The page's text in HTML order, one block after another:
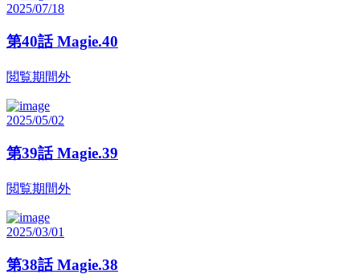
2025/07/18
第40話 Magie.40
閲覧期間外
2025/05/02
第39話 Magie.39
閲覧期間外
2025/03/01
第38話 Magie.38